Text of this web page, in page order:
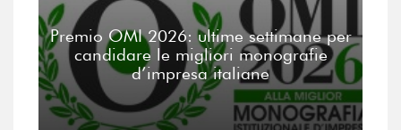
Premio OMI 2026: ultime settimane per
candidare le migliori monografie
d’impresa italiane